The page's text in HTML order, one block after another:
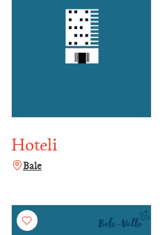
Hoteli
Bale